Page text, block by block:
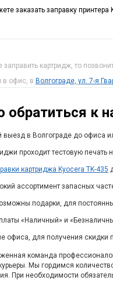
заказать заправку принтера
заправить картридж, то
в офис, в Волгограде, ул. 7-я
обратиться к
в Волгограде до офиса
проходит тестовую печать
картриджа Kyocera TK-435
ассортимент запасных
подарки, для
«Наличный» и
офиса, для получения скидки
команда
Мы гордимся
При необходимости